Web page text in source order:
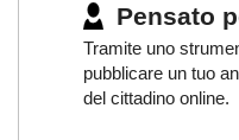
Pensato
Tramite uno
pubblicare un tuo
del cittadino online.